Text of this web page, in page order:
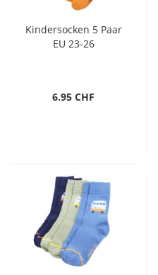
Kindersocken 5 Paar
EU 23-26
6.95 CHF